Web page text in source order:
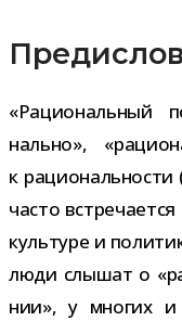
«Рациональный
нально»,
к раци­о­наль­но­сти
часто
куль­туре и
люди слы­шат о
нии», у мно­гих